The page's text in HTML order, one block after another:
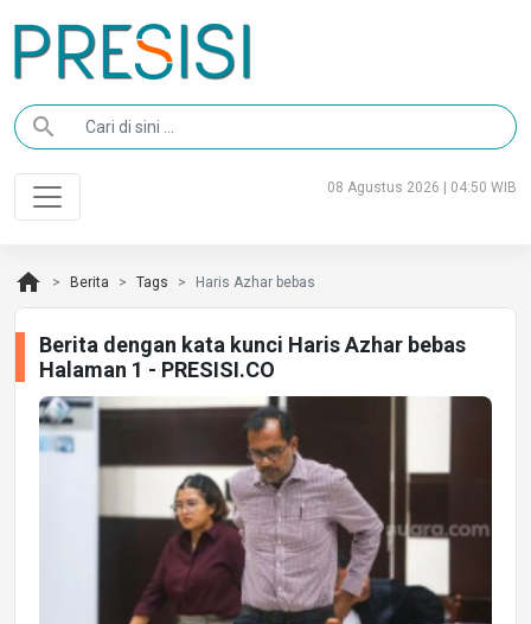
search
08 Agustus 2026 | 04:50 WIB
home Berita Tags Haris Azhar bebas
Berita dengan kata kunci Haris Azhar bebas
Halaman 1 - PRESISI.CO